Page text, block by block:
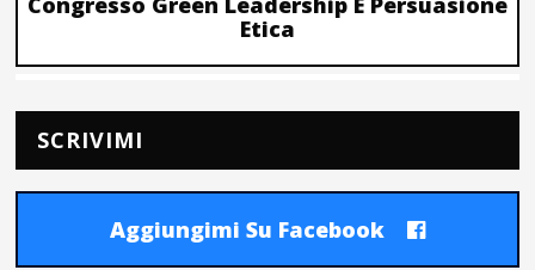
Etica
SCRIVIMI
Aggiungimi Su Facebook